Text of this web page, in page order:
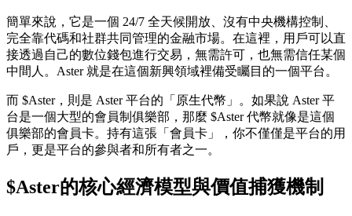
簡單來說，它是一個 24/7 全天候開放、沒有中央機構控制、
完全靠代碼和社群共同管理的金融市場。在這裡，用戶可以直
接透過自己的數位錢包進行交易，無需許可，也無需信任某個
中間人。Aster 就是在這個新興領域裡備受矚目的一個平台。
而 $Aster，則是 Aster 平台的「原生代幣」。如果說 Aster 平
台是一個大型的會員制俱樂部，那麼 $Aster 代幣就像是這個
俱樂部的會員卡。持有這張「會員卡」，你不僅僅是平台的用
戶，更是平台的參與者和所有者之一。
$Aster的核心經濟模型與價值捕獲機制